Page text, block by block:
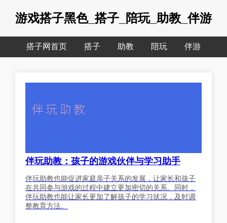
游戏搭子黑色_搭子_陪玩_助教_伴游
搭子网首页 搭子 助教 陪玩 伴游
伴玩助教：孩子的游戏伙伴与学习助手
伴玩助教也能促进家庭亲子关系的发展，让家长和孩子
在共同参与游戏的过程中建立更加密切的关系。同时，
伴玩助教也能让家长更加了解孩子的学习状况，及时调
整教育方法。